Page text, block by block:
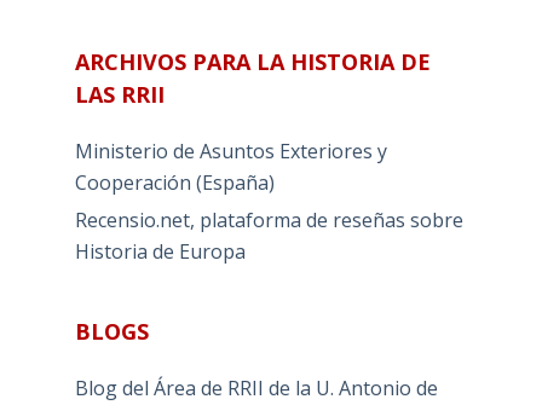
ARCHIVOS PARA LA HISTORIA DE
LAS RRII
Ministerio de Asuntos Exteriores y
Cooperación (España)
Recensio.net, plataforma de reseñas sobre
Historia de Europa
BLOGS
Blog del Área de RRII de la U. Antonio de